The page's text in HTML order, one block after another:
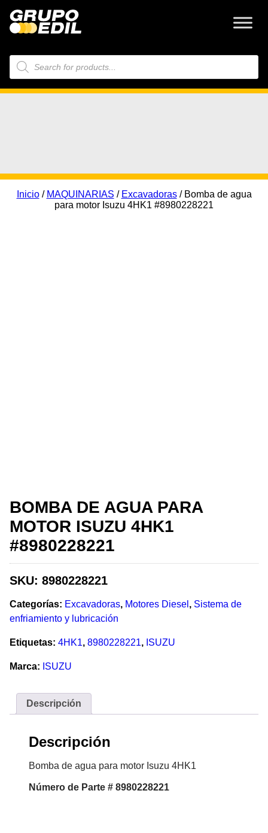
Búsqueda
de
productos
Inicio/ MAQUINARIAS / Excavadoras/ Bomba de agua
para motor Isuzu 4HK1 #8980228221
BOMBA DE AGUA PARA
MOTOR ISUZU 4HK1
#8980228221
SKU: 8980228221
Categorías: Excavadoras, Motores Diesel , Sistema de
enfriamiento y lubricación
Etiquetas: 4HK1, 8980228221, ISUZU
Marca: ISUZU
Descripción
Descripción
Bomba de agua para motor Isuzu 4HK1
Número de Parte # 8980228221